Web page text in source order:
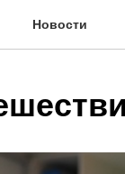
Новости